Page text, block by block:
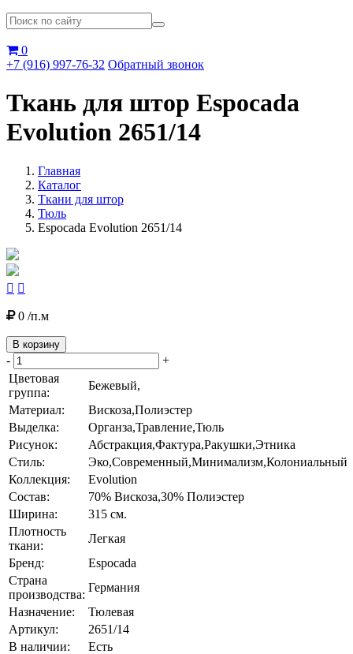
0
+7 (916) 997-76-32 Обратный звонок
Ткань для штор Espocada
Evolution 2651/14
Главная
Каталог
Ткани для штор
Тюль
Espocada Evolution 2651/14
 
0 /п.м
В корзину
-
+
Цветовая
группа:
Бежевый,
Материал:
Вискоза,Полиэстер
Выделка:
Органза,Травление,Тюль
Рисунок:
Абстракция,Фактура,Ракушки,Этника
Стиль:
Эко,Современный,Минимализм,Колониальный
Коллекция:
Evolution
Состав:
70% Вискоза,30% Полиэстер
Ширина:
315 см.
Плотность
ткани:
Легкая
Бренд:
Espocada
Страна
производства:
Германия
Назначение:
Тюлевая
Артикул:
2651/14
В наличии:
Есть